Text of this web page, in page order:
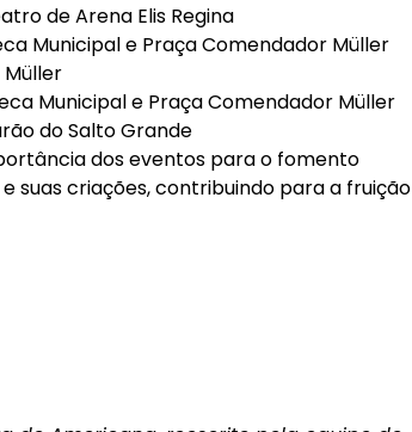
de Arena Elis Regina
Municipal e Praça Comendador Müller
Municipal e Praça Comendador Müller
do Salto Grande
dos eventos para o fomento
suas criações, contribuindo para a fruição